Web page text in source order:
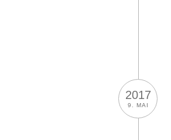
2017
9. MAI